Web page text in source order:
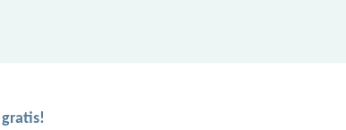
gratis!